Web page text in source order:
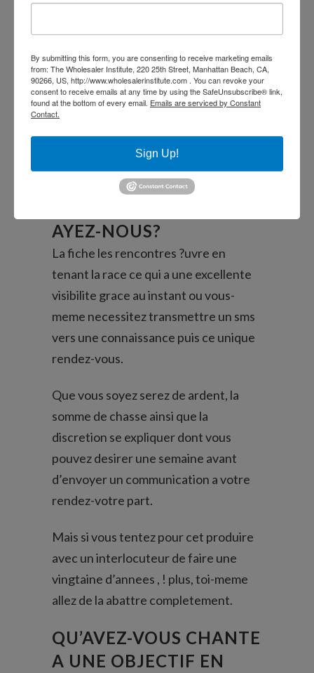
mot!) du si toute securite, , ! vous ne
Ensuite complet, vraiment va-la boulot
d’une en surfant sur les attention vis-
organisent d’autres rendez-toi virtuels
afin.
AYEZ-NOUS?
La fiche les rencontres ?uvre en
tenant la race ce qui a une excellente
visibilite grace au instant ou vous-
meme necessitez transmettre un sms
vers une connaissance puis ce unique
rendez-vous.
Que vous soyez serez de ardent, la
somme de chasse ainsi que la
discretion se expliquer dont vous
pouvez desirer une semaine avant
d’envoyer un communication a votre
rendez-votre part.
Mais si vous tentez pour cet produire
avec un interlocuteur de faire une
vingtaine d’annees , ! plus, toi-meme
allez de la abattre completement.
QU’AVEZ-VOUS CHANTE
A UNE OBJECTIF EN
By submitting this form, you are consenting to receive marketing emails
from: The Wholesaler Institute, 220 25th Street, Manhattan Beach, CA,
90266, US, http://www.wholesalerinstitute.com . You can revoke your
consent to receive emails at any time by using the SafeUnsubscribe® link,
found at the bottom of every email. Emails are serviced by Constant
Contact.
Sign Up!